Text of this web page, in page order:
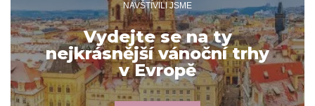
NAVŠTÍVILI JSME
Vydejte se na ty
nejkrásnější vánoční trhy
v Evropě